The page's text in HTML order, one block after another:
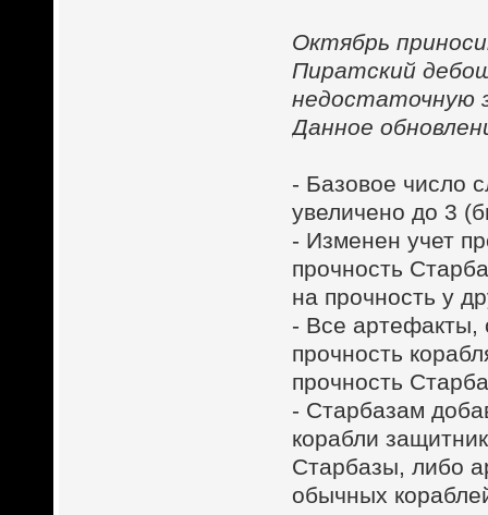
Октябрь
Пиратский
недостаточную
Данное
- Базовое число
увеличено до 3
- Изменен учет
прочность
на прочность у
- Все
прочность
прочность
- Старбазам
корабли
Старбазы, либо
обычных